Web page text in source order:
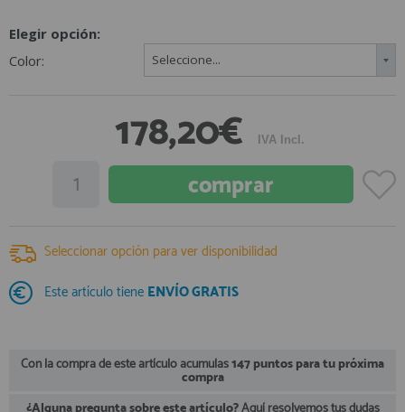
Tiempo Libre
INFORMACION
910 60 71 03
HORARIO de TIENDA:
de 10:00 a 20:00 de Lunes a Viernes
Sábados de 10:00 a 14:00
info@francobordo.com
Únete ya a los mas de de 500 Profesionales de la Náutica
Elegir opción:
Color:
Seleccione...
178,20€ IVA Incl.
Seleccionar opción para ver disponibilidad
Este artículo tiene ENVÍO GRATIS
Con la compra de este artículo acumulas147 puntos para tu próxima
compra